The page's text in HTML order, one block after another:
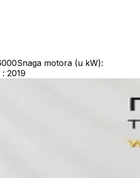
Snaga motora (u kW):
2019